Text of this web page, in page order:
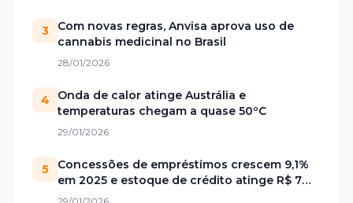
3
Com novas regras, Anvisa aprova uso de
cannabis medicinal no Brasil
28/01/2026
4
Onda de calor atinge Austrália e
temperaturas chegam a quase 50ºC
29/01/2026
5
Concessões de empréstimos crescem 9,1%
em 2025 e estoque de crédito atinge R$ 7
trilhões no Brasil